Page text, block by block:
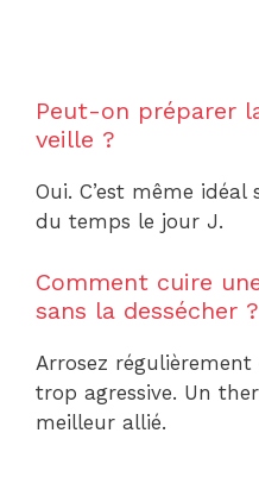
Peut-on préparer
veille ?
Oui. C’est même
du temps le jour J.
Comment cuire
sans la dessécher ?
Arrosez
trop agressive. Un
meilleur allié.